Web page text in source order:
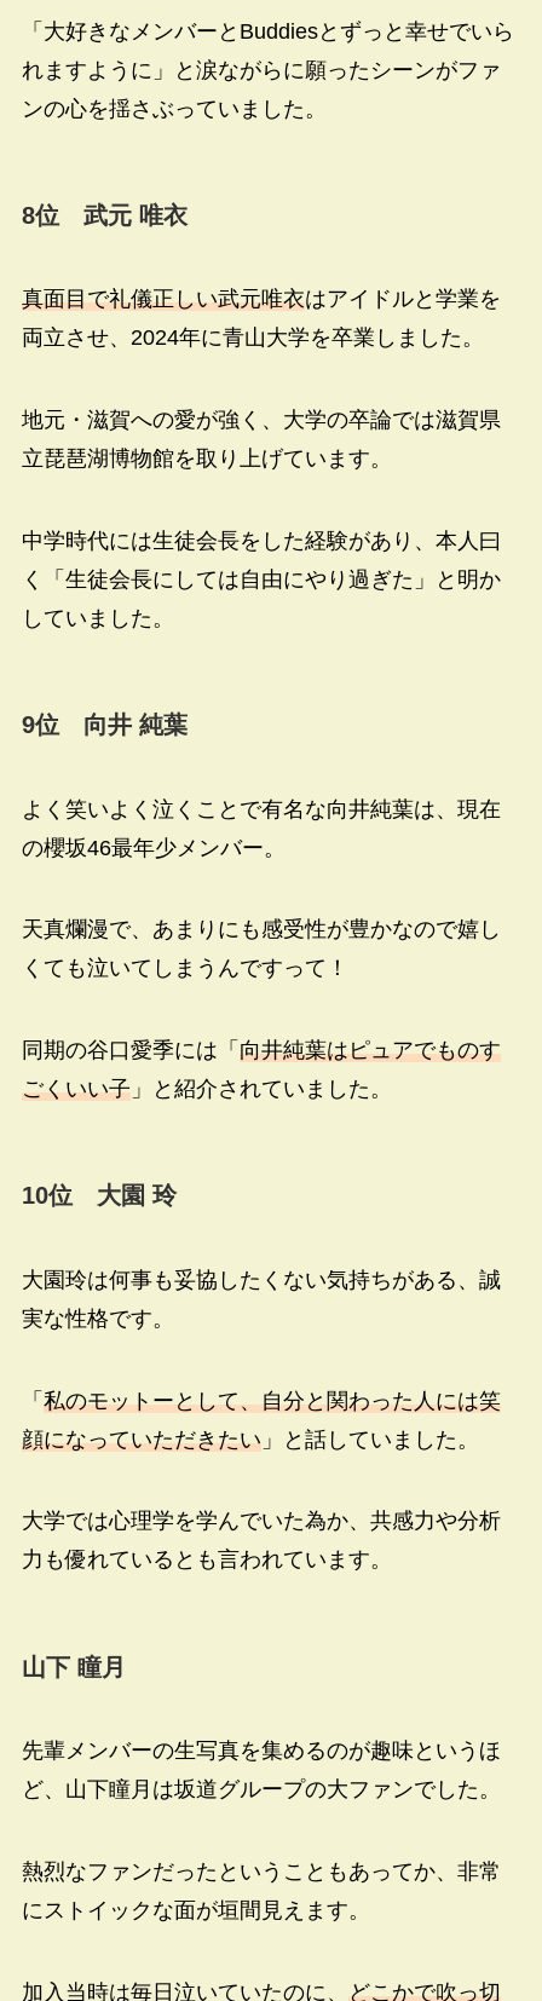
「大好きなメンバーとBuddiesとずっと幸せでいら
れますように」と涙ながらに願ったシーンがファ
ンの心を揺さぶっていました。
8位 武元 唯衣
真面目で礼儀正しい武元唯衣はアイドルと学業を
両立させ、2024年に青山大学を卒業しました。
地元・滋賀への愛が強く、大学の卒論では滋賀県
立琵琶湖博物館を取り上げています。
中学時代には生徒会長をした経験があり、本人曰
く「生徒会長にしては自由にやり過ぎた」と明か
していました。
9位 向井 純葉
よく笑いよく泣くことで有名な向井純葉は、現在
の櫻坂46最年少メンバー。
天真爛漫で、あまりにも感受性が豊かなので嬉し
くても泣いてしまうんですって！
同期の谷口愛季には「 向井純葉はピュアでものす
ごくいい子」と紹介されていました。
10位 大園 玲
大園玲は何事も妥協したくない気持ちがある、誠
実な性格です。
「 私のモットーとして、自分と関わった人には笑
顔になっていただきたい」と話していました。
大学では心理学を学んでいた為か、共感力や分析
力も優れているとも言われています。
山下 瞳月
先輩メンバーの生写真を集めるのが趣味というほ
ど、山下瞳月は坂道グループの大ファンでした。
熱烈なファンだったということもあってか、非常
にストイックな面が垣間見えます。
加入当時は毎日泣いていたのに、 どこかで吹っ切